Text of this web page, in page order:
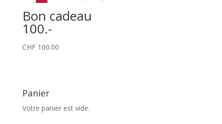
Bon cadeau
100.-
CHF100.00
Panier
Votre panier est vide.